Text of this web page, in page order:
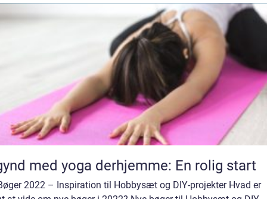
med yoga derhjemme: En rolig start
2022 – Inspiration til Hobbysæt og DIY-projekter Hvad er